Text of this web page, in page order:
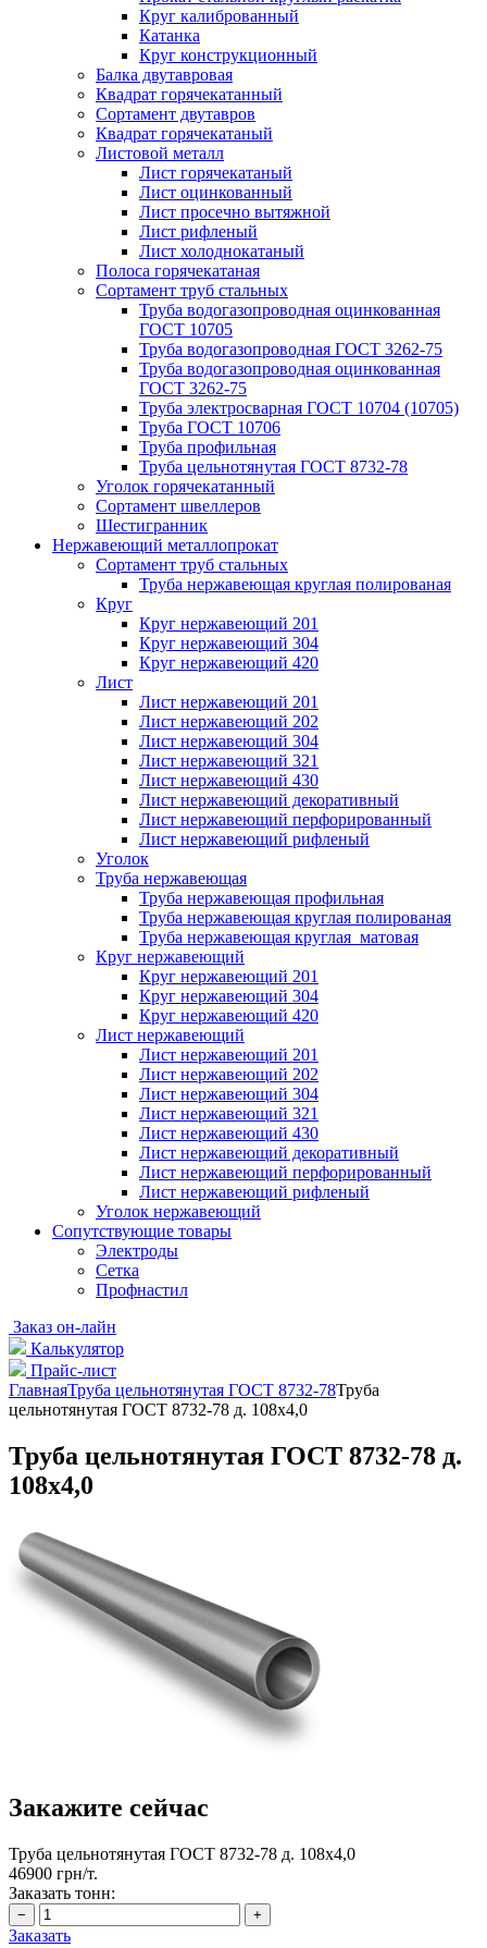
Круг калиброванный
Катанка
Круг конструкционный
Балка двутавровая
Квадрат горячекатанный
Сортамент двутавров
Квадрат горячекатаный
Листовой металл
Лист горячекатаный
Лист оцинкованный
Лист просечно вытяжной
Лист рифленый
Лист холоднокатаный
Полоса горячекатаная
Сортамент труб стальных
Труба водогазопроводная оцинкованная
ГОСТ 10705
Труба водогазопроводная ГОСТ 3262-75
Труба водогазопроводная оцинкованная
ГОСТ 3262-75
Труба электросварная ГОСТ 10704 (10705)
Труба ГОСТ 10706
Труба профильная
Труба цельнотянутая ГОСТ 8732-78
Уголок горячекатанный
Сортамент швеллеров
Шестигранник
Нержавеющий металлопрокат
Сортамент труб стальных
Труба нержавеющая круглая полированая
Круг
Круг нержавеющий 201
Круг нержавеющий 304
Круг нержавеющий 420
Лист
Лист нержавеющий 201
Лист нержавеющий 202
Лист нержавеющий 304
Лист нержавеющий 321
Лист нержавеющий 430
Лист нержавеющий декоративный
Лист нержавеющий перфорированный
Лист нержавеющий рифленый
Уголок
Труба нержавеющая
Труба нержавеющая профильная
Труба нержавеющая круглая полированая
Труба нержавеющая круглая матовая
Круг нержавеющий
Круг нержавеющий 201
Круг нержавеющий 304
Круг нержавеющий 420
Лист нержавеющий
Лист нержавеющий 201
Лист нержавеющий 202
Лист нержавеющий 304
Лист нержавеющий 321
Лист нержавеющий 430
Лист нержавеющий декоративный
Лист нержавеющий перфорированный
Лист нержавеющий рифленый
Уголок нержавеющий
Cопутствующие товары
Электроды
Сетка
Профнастил
Заказ он-лайн
Калькулятор
Прайс-лист
ГлавнаяТруба цельнотянутая ГОСТ 8732-78Труба
цельнотянутая ГОСТ 8732-78 д. 108х4,0
Труба цельнотянутая ГОСТ 8732-78 д.
108х4,0
Закажите сейчас
Труба цельнотянутая ГОСТ 8732-78 д. 108х4,0
46900 грн/т.
Заказать тонн:
Заказать